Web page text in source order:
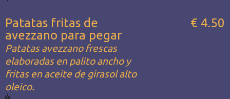
Patatas fritas de
avezzano para pegar
Patatas avezzano frescas
elaboradas en palito ancho y
fritas en aceite de girasol alto
oleico.
€ 4.50